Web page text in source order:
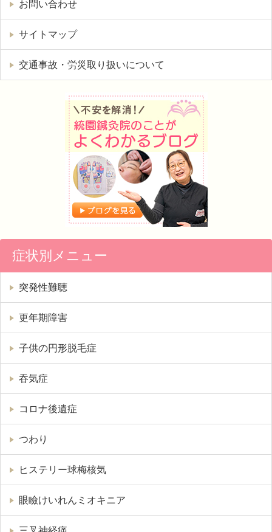
お問い合わせ
サイトマップ
交通事故・労災取り扱いについて
症状別メニュー
突発性難聴
更年期障害
子供の円形脱毛症
吞気症
コロナ後遺症
つわり
ヒステリー球梅核気
眼瞼けいれんミオキニア